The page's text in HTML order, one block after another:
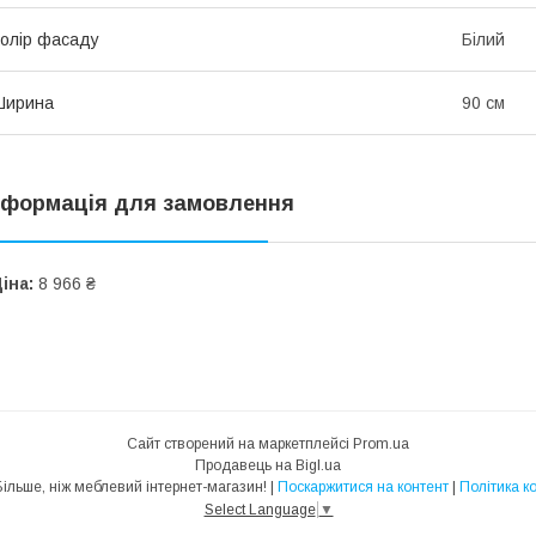
фасаду Білий
90 см
для замовлення
8 966 ₴
Сайт створений на маркетплейсі Prom.ua
Продавець на Bigl.ua
MebelTrade — Більше, ніж меблевий інтернет-магазин! | Поскаржитися на контент | Політика
Select Language ▼